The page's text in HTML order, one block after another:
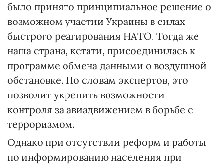
было принято принципиальное решение о
возможном участии Украины в силах
быстрого реагирования НАТО. Тогда же
наша страна, кстати, присоединилась к
программе обмена данными о воздушной
обстановке. По словам экспертов, это
позволит укрепить возможности
контроля за авиадвижением в борьбе с
терроризмом.
Однако при отсутствии реформ и работы
по информированию населения при